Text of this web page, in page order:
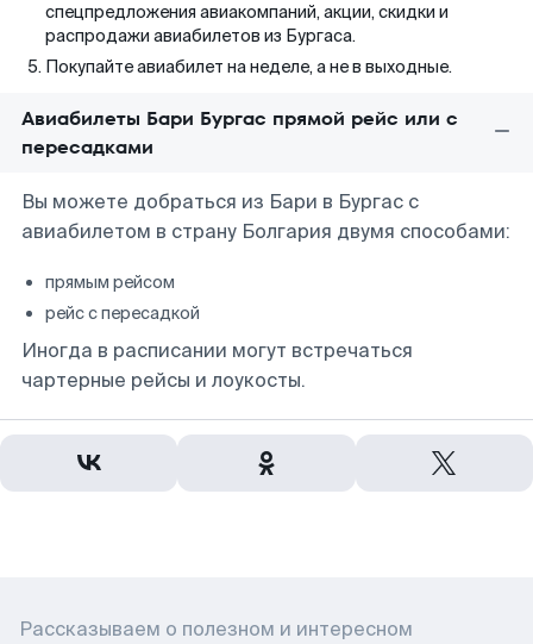
спецпредложения авиакомпаний, акции, скидки и
распродажи авиабилетов из Бургаса.
Покупайте авиабилет на неделе, а не в выходные.
Авиабилеты Бари Бургас прямой рейс или с
пересадками
Вы можете добраться из Бари в Бургас с
авиабилетом в страну Болгария двумя способами:
прямым рейсом
рейс с пересадкой
Иногда в расписании могут встречаться
чартерные рейсы и лоукосты.
Рассказываем о полезном и интересном